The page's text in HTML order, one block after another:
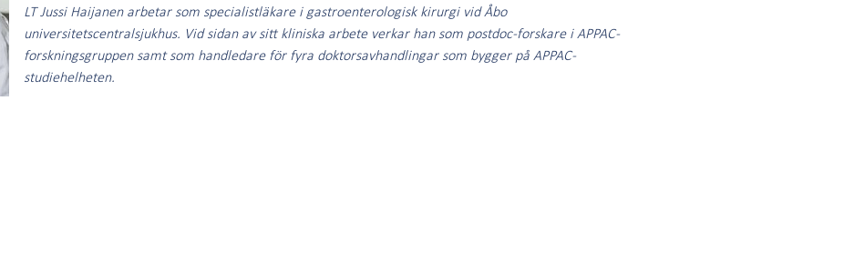
LT Jussi Haijanen arbetar som specialistläkare i gastroenterologisk kirurgi vid Åbo
universitetscentralsjukhus. Vid sidan av sitt kliniska arbete verkar han som postdoc-forskare i APPAC-
forskningsgruppen samt som handledare för fyra doktorsavhandlingar som bygger på APPAC-
studiehelheten.